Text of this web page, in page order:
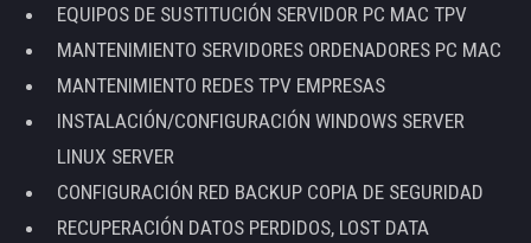
EQUIPOS DE SUSTITUCIÓN SERVIDOR PC MAC TPV
MANTENIMIENTO SERVIDORES ORDENADORES PC MAC
MANTENIMIENTO REDES TPV EMPRESAS
INSTALACIÓN/CONFIGURACIÓN WINDOWS SERVER
LINUX SERVER
CONFIGURACIÓN RED BACKUP COPIA DE SEGURIDAD
RECUPERACIÓN DATOS PERDIDOS, LOST DATA